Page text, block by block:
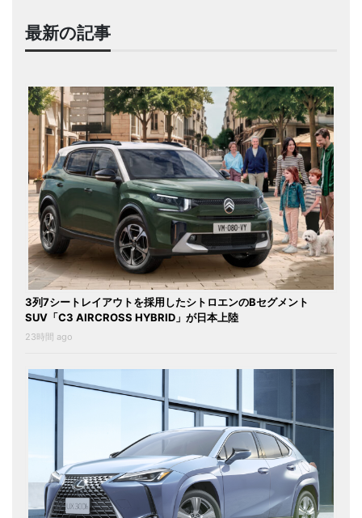
最新の記事
3列7シートレイアウトを採用したシトロエンのBセグメント
SUV「C3 AIRCROSS HYBRID」が日本上陸
23時間 ago